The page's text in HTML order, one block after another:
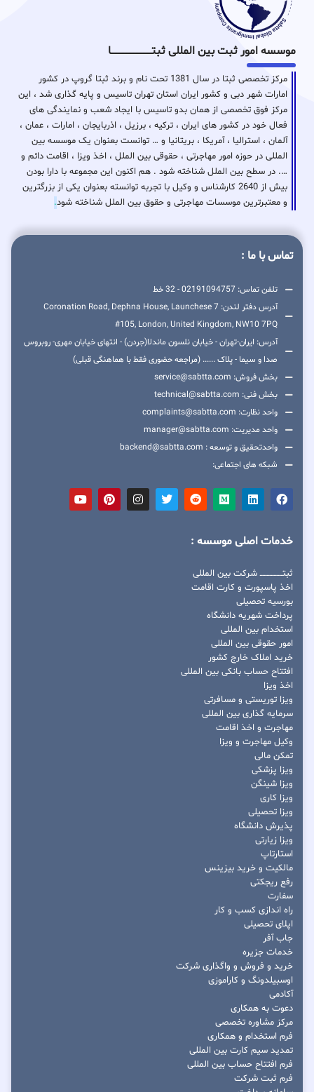
موسسه امور ثبت بین المللی ثبتـــــــــــــــــــــــــــــا
مرکز تخصصی ثبتا در سال 1381 تحت نام و برند ثبتا گروپ در کشور
امارات شهر دبی و کشور ایران استان تهران تاسیس و پایه گذاری شد ، این
مرکز فوق تخصصی از همان بدو تاسیس با ایجاد شعب و نمایندگی های
فعال خود در کشور های ایران ، ترکیه ، برزیل ، اذربایجان ، امارات ، عمان ،
آلمان ، استرالیا ، آمریکا ، بریتانیا و … توانست بعنوان یک موسسه بین
المللی در حوزه امور مهاجرتی ، حقوقی بین الملل ، اخذ ویزا ، اقامت دائم و
…. در سطح بین الملل شناخته شود . هم اکنون این مجموعه با دارا بودن
بیش از 2640 کارشناس و وکیل با تجربه توانسته بعنوان یکی از بزرگترین
و معتبرترین موسسات مهاجرتی و حقوق بین الملل شناخته شود.
تماس با ما :
تلفن تماس: 02191094757 - 32 خط
آدرس دفتر لندن: 7 Coronation Road, Dephna House, Launchese
#105, London, United Kingdom, NW10 7PQ
آدرس: ایران-تهران - خیابان نلسون ماندلا(جردن) - انتهای خیابان مهری- روبروس
صدا و سیما - پلاک ...... (مراجعه حضوری فقط با هماهنگی قبلی)
بخش فروش: service@sabtta.com
بخش فنی: technical@sabtta.com
واحد نظارت: complaints@sabtta.com
واحد مدیریت: manager@sabtta.com
واحدتحقیق و توسعه : backend@sabtta.com
شبکه های اجتماعی:
خدمات اصلی موسسه :
ثبتــــــــــــــــ شرکت بین المللی
اخذ پاسپورت و کارت اقامت
بورسیه تحصیلی
پرداخت شهریه دانشگاه
استخدام بین المللی
امور حقوقی بین المللی
خرید املاک خارج کشور
افتتاح حساب بانکی بین المللی
اخذ ویزا
ویزا توریستی و مسافرتی
سرمایه گذاری بین المللی
مهاجرت و اخذ اقامت
وکیل مهاجرت و ویزا
تمکن مالی
ویزا پزشکی
ویزا شینگن
ویزا کاری
ویزا تحصیلی
پذیرش دانشگاه
ویزا زیارتی
استارتاپ
مالکیت و خرید بیزینس
رفع ریجکتی
سفارت
راه اندازی کسب و کار
اپلای تحصیلی
جاب آفر
خدمات جزیره
خرید و فروش و واگذاری شرکت
اوسبیلدونگ و کاراموزی
آکادمی
دعوت به همکاری
مرکز مشاوره تخصصی
فرم استخدام و همکاری
تمدید سیم کارت بین المللی
فرم افتتاح حساب بین المللی
فرم ثبت شرکت